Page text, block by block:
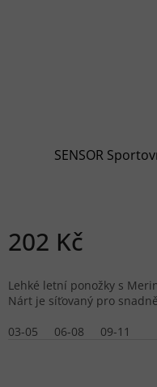
SENSOR
202 Kč
Lehké letní ponožky s
Nárt je síťovaný pro
03-05
06-08 09-11